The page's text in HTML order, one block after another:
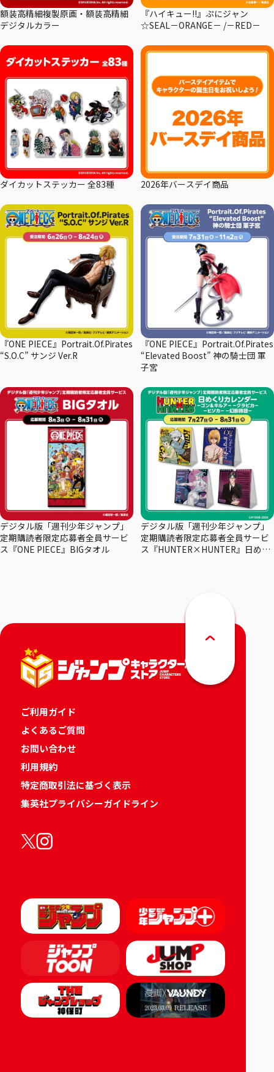
額装高精細複製原画・額装高精細
デジタルカラー
『ハイキュー!!』ぷにジャン
☆SEAL－ORANGE－ /－RED－
ダイカットステッカー 全83種 2026年バースデイ商品
『ONE PIECE』Portrait.Of.Pirates
“S.O.C” サンジ Ver.R
『ONE PIECE』Portrait.Of.Pirates
“Elevated Boost” 神の騎士団 軍
子宮
デジタル版「週刊少年ジャンプ」
定期購読者限定応募者全員サービ
ス『ONE PIECE』BIGタオル
デジタル版「週刊少年ジャンプ」
定期購読者限定応募者全員サービ
ス『HUNTER×HUNTER』日めく
ご利用ガイド
よくあるご質問
お問い合わせ
利用規約
特定商取引法に基づく表示
集英社プライバシーガイドライン